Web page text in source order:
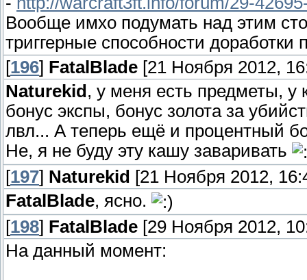
Вообще имхо подумать над этим
триггерные способности доработки
[196] FatalBlade [21 Ноября 2012,
Naturekid , у меня есть предметы, у
бонус экспы, бонус золота за
лвл... А теперь ещё и процентный
Не, я не буду эту кашу заваривать
[197] Naturekid [21 Ноября 2012,
FatalBlade, ясно.
[198] FatalBlade [29 Ноября 2012,
На данный момент: